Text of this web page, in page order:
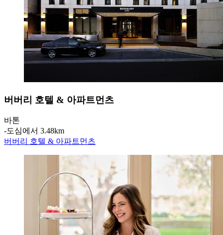
버버리 호텔 & 아파트먼츠
바톤
‐도심에서 3.48km
버버리 호텔 & 아파트먼츠